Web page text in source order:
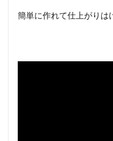
簡単に作れて仕上がりは